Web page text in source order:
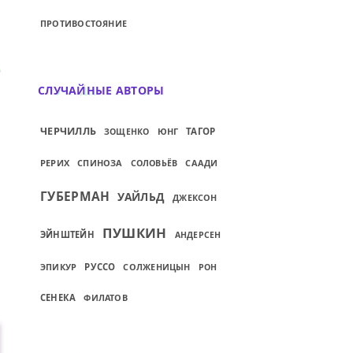
ТИХА УКРАИНСКАЯ НОЧЬ, НО САЛО
ПРОТИВОСТОЯНИЕ
СЛУЧАЙНЫЕ АВТОРЫ
ЧЕРЧИЛЛЬ ЗОЩЕНКО ЮНГ ТАГОР
РЕРИХ СПИНОЗА СОЛОВЬЁВ СААДИ
ГУБЕРМАН УАЙЛЬД ДЖЕКСОН
ЭЙНШТЕЙН ПУШКИН АНДЕРСЕН
ЭПИКУР РУССО СОЛЖЕНИЦЫН РОН
СЕНЕКА ФИЛАТОВ